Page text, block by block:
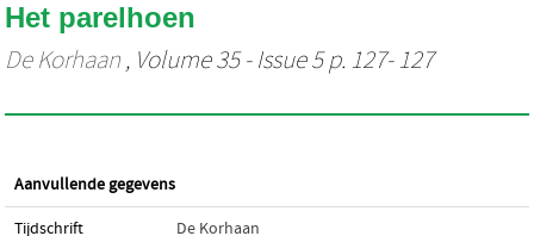
Het parelhoen
De Korhaan , Volume 35 - Issue 5 p. 127- 127
Aanvullende gegevens
Tijdschrift De Korhaan